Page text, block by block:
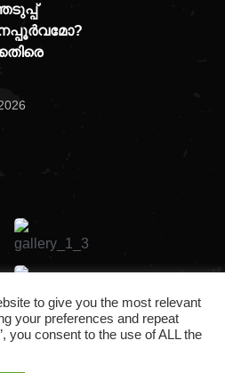
to give you the most relevant
your preferences and repeat
you consent to the use of ALL the